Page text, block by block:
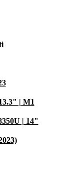
| M1
| 14"